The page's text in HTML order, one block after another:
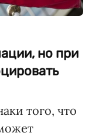
но при
того, что